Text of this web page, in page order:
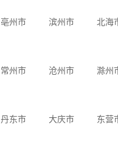
亳州市 滨州市 北海
常州市 沧州市 滁州
丹东市 大庆市 东营